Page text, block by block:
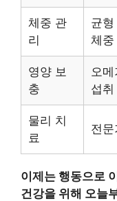
체중 관
리
균
체중
영양 보
충
오
섭취
물리 치
료
전
이제는 행동으로
건강을 위해 오늘